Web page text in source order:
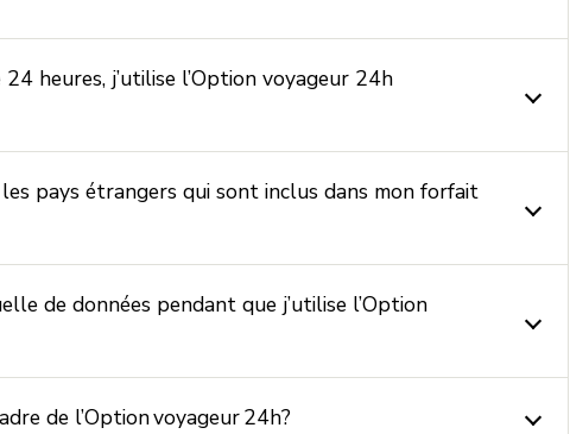
heures, j’utilise l’Option voyageur 24h
pays étrangers qui sont inclus dans mon forfait
de données pendant que j’utilise l’Option
de l’Option voyageur 24h?